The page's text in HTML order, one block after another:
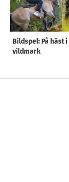
Bildspel: På häst
vildmark